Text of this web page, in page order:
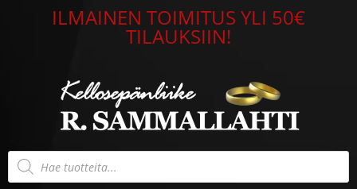
ILMAINEN TOIMITUS YLI 50€
TILAUKSIIN!
Products
search